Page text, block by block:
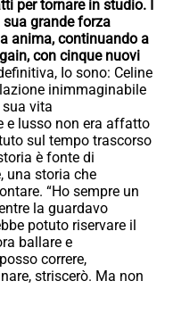
per tornare in studio. I
grande forza
anima, continuando a
con cinque nuovi
Io sono: Celine
inimmaginabile
vita
e lusso non era affatto
sul tempo trascorso
è fonte di
una storia che
“Ho sempre un
la guardavo
potuto riservare il
ballare e
correre,
striscerò. Ma non